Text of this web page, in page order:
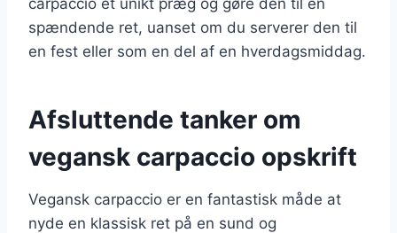
spændende ret, uanset om du serverer den til
en fest eller som en del af en hverdagsmiddag.
Afsluttende tanker om
vegansk carpaccio opskrift
Vegansk carpaccio er en fantastisk måde at
nyde en klassisk ret på en sund og